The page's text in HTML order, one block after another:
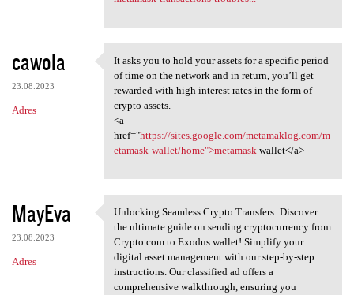
cawola
23.08.2023
Adres
It asks you to hold your
It asks you to hold your assets for a specific period
of time on the network and in return, you’ll get
rewarded with high interest rates in the form of
crypto assets.
<a
href="https://sites.google.com/metamaklog.com/m
etamask-wallet/home">metamask wallet</a>
MayEva
23.08.2023
Adres
Unlocking Seamless Crypto
Unlocking Seamless Crypto Transfers: Discover
the ultimate guide on sending cryptocurrency from
Crypto.com to Exodus wallet! Simplify your
digital asset management with our step-by-step
instructions. Our classified ad offers a
comprehensive walkthrough, ensuring you